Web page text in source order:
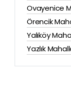
Ovayenice
Örencik
Yalıköy
Yazlık